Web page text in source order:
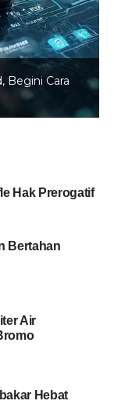
Begini Cara
Hak Prerogatif
Bertahan
Air
Hebat